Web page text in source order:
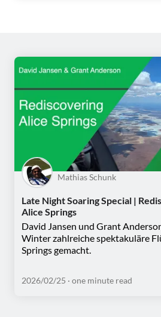
Mathias Schunk
Late Night Soaring Special |
Alice Springs
David Jansen und Grant
Winter zahlreiche spektakuläre
Springs gemacht.
2026/02/25 · one minute read